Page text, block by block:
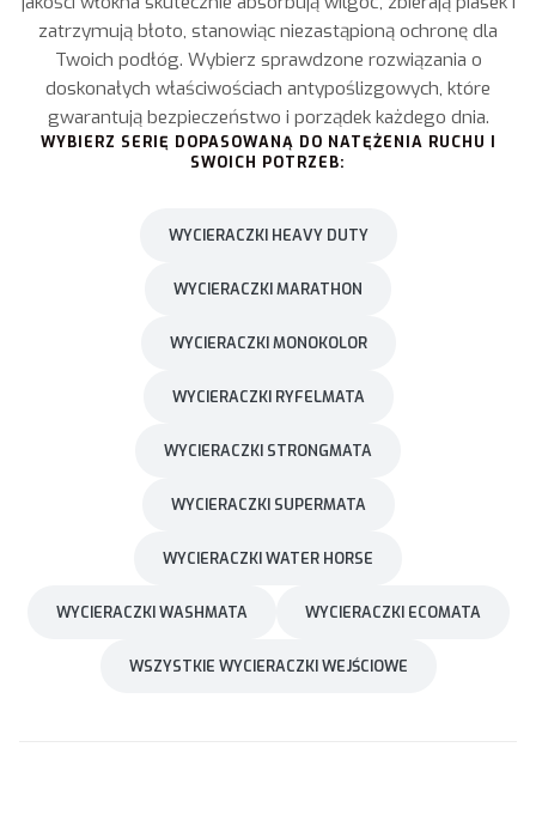
zatrzymują błoto, stanowiąc niezastąpioną ochronę dla
Twoich podłóg. Wybierz sprawdzone rozwiązania o
doskonałych właściwościach antypoślizgowych, które
gwarantują bezpieczeństwo i porządek każdego dnia.
WYBIERZ SERIĘ DOPASOWANĄ DO NATĘŻENIA RUCHU I
SWOICH POTRZEB:
WYCIERACZKI HEAVY DUTY
WYCIERACZKI MARATHON
WYCIERACZKI MONOKOLOR
WYCIERACZKI RYFELMATA
WYCIERACZKI STRONGMATA
WYCIERACZKI SUPERMATA
WYCIERACZKI WATER HORSE
WYCIERACZKI WASHMATA WYCIERACZKI ECOMATA
WSZYSTKIE WYCIERACZKI WEJŚCIOWE